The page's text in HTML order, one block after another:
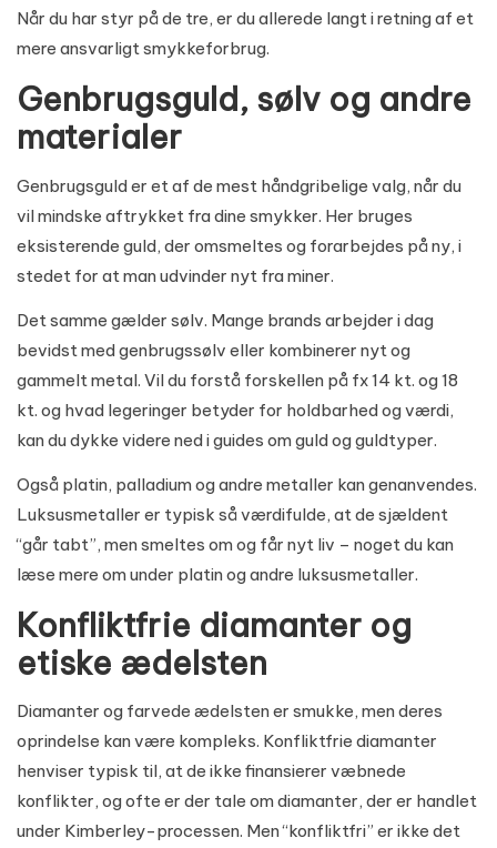
Når du har styr på de tre, er du allerede langt i retning af et
mere ansvarligt smykkeforbrug.
Genbrugsguld, sølv og andre
materialer
Genbrugsguld er et af de mest håndgribelige valg, når du
vil mindske aftrykket fra dine smykker. Her bruges
eksisterende guld, der omsmeltes og forarbejdes på ny, i
stedet for at man udvinder nyt fra miner.
Det samme gælder sølv. Mange brands arbejder i dag
bevidst med genbrugssølv eller kombinerer nyt og
gammelt metal. Vil du forstå forskellen på fx 14 kt. og 18
kt. og hvad legeringer betyder for holdbarhed og værdi,
kan du dykke videre ned iguides om guld og guldtyper.
Også platin, palladium og andre metaller kan genanvendes.
Luksusmetaller er typisk så værdifulde, at de sjældent
“går tabt”, men smeltes om og får nyt liv – noget du kan
læse mere om under platin og andre luksusmetaller.
Konfliktfrie diamanter og
etiske ædelsten
Diamanter og farvede ædelsten er smukke, men deres
oprindelse kan være kompleks. Konfliktfrie diamanter
henviser typisk til, at de ikke finansierer væbnede
konflikter, og ofte er der tale om diamanter, der er handlet
under Kimberley-processen. Men “konfliktfri” er ikke det